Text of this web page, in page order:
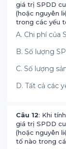
giá trị SPDD
(hoặc nguyên
trong các yếu
A. Chi phí của
B. Số lượng
C. Số lượng
D. Tất cả các
Câu 12: Khi
giá trị SPDD
(hoặc nguyên
tố nào trong